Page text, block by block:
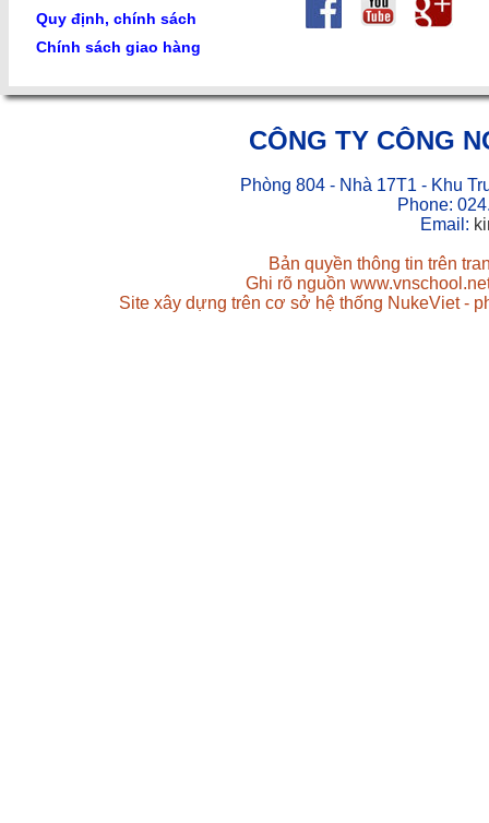
Quy định, chính sách
Chính sách giao hàng
CÔNG TY CÔNG
Phòng 804 - Nhà 17T1 - Khu
Phone:
Email:
Bản quyền thông tin trên
Ghi rõ nguồn
Site xây dựng trên cơ sở hệ thống NukeViet -